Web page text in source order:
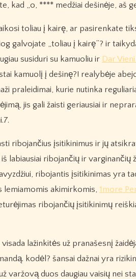
kad „o, **** medžiai dešinėje, aš
toliau į kairę, ar pasirenkate
galvojate „toliau į kairę”? ir
susiduri su kamuoliu ir Dar
kamuolį į dešinę?! realybėje
praleidimai, kurie nutinka
jis gali žaisti geriausiai ir
ribojančius įsitikinimus ir jų
labiausiai ribojančių ir varginančių
ribojantis įsitikinimas yra
lemiamomis akimirkomis, 1more
ribojančių įsitikinimų
lažinkitės už pranašesnį
kodėl? šansai dažnai yra
varžovą duos daugiau vaisių nei